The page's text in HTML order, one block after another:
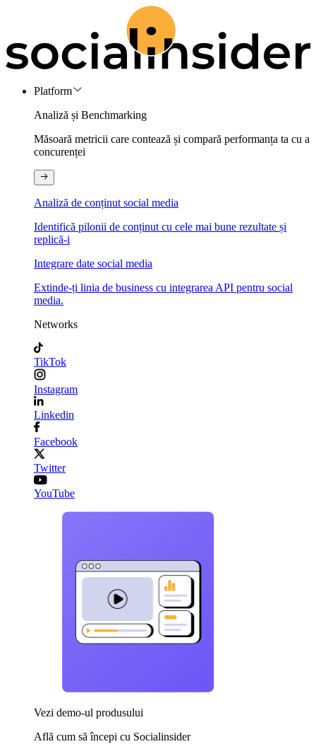
Platform
Analiză și Benchmarking
Măsoară metricii care contează și compară performanța ta cu a
concurenței
Analiză de conținut social media
Identifică pilonii de conținut cu cele mai bune rezultate și
replică-i
Integrare date social media
Extinde-ți linia de business cu integrarea API pentru social
media.
Networks
TikTok
Instagram
Linkedin
Facebook
Twitter
YouTube
Vezi demo-ul produsului
Află cum să începi cu Socialinsider